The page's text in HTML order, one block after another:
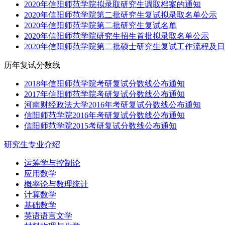
2020年信阳师范学院拟录取研究生调取档案的通知
2020年信阳师范学院第二批研究生复试拟录取名单公示
2020年信阳师范学院第二批研究生复试名单
2020年信阳师范学院研究生招生首批拟录取名单公示
2020年信阳师范学院第二批硕士研究生复试工作流程及
历年复试分数线
2018年信阳师范学院考研复试分数线公布通知
2017年信阳师范学院考研复试分数线公布通知
河南财经政法大学2016年考研复试分数线公布通知
信阳师范学院2016年考研复试分数线公布通知
信阳师范学院2015考研复试分数线公布通知
研究生专业介绍
运筹学与控制论
应用数学
概率论与数理统计
计算数学
基础数学
英语语言文学